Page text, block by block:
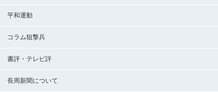
平和運動
コラム狙撃兵
書評・テレビ評
長周新聞について